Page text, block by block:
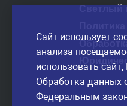
Светлый
Сайт использует
анализа
использовать
Обработка данных
Федеральным